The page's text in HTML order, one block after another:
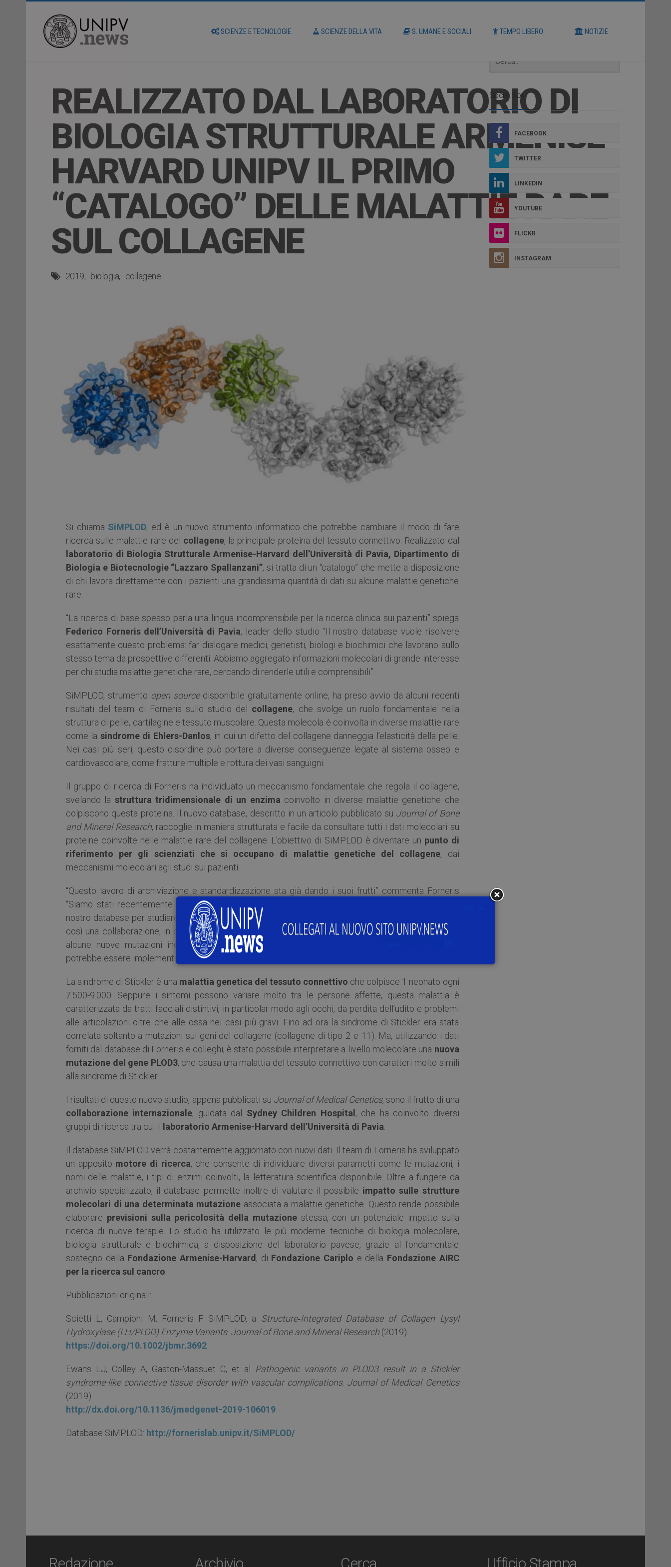
SCIENZE E TECNOLOGIE SCIENZE DELLA VITA S. UMANE E SOCIALI TEMPO LIBERO NOTIZIE
REALIZZATO DAL LABORATORIO DI
BIOLOGIA STRUTTURALE ARMENISE-
HARVARD UNIPV IL PRIMO
“CATALOGO” DELLE MALATTIE RARE
SUL COLLAGENE
2019 biologia collagene
Si chiama SiMPLOD, ed è un nuovo strumento informatico che potrebbe cambiare il modo di fare
ricerca sulle malattie rare del collagene, la principale proteina del tessuto connettivo. Realizzato dal
laboratorio di Biologia Strutturale Armenise-Harvard dell’Università di Pavia, Dipartimento di
Biologia e Biotecnologie “Lazzaro Spallanzani”, si tratta di un “catalogo” che mette a disposizione
di chi lavora direttamente con i pazienti una grandissima quantità di dati su alcune malattie genetiche
rare.
“La ricerca di base spesso parla una lingua incomprensibile per la ricerca clinica sui pazienti” spiega
Federico Forneris dell’Università di Pavia, leader dello studio “Il nostro database vuole risolvere
esattamente questo problema: far dialogare medici, genetisti, biologi e biochimici che lavorano sullo
stesso tema da prospettive differenti. Abbiamo aggregato informazioni molecolari di grande interesse
per chi studia malattie genetiche rare, cercando di renderle utili e comprensibili”.
SiMPLOD, strumento open sourcedisponibile gratuitamente online, ha preso avvio da alcuni recenti
risultati del team di Forneris sullo studio del
collagene, che svolge un ruolo fondamentale nella
struttura di pelle, cartilagine e tessuto muscolare. Questa molecola è coinvolta in diverse malattie rare
come la sindrome di Ehlers-Danlos, in cui un difetto del collagene danneggia l’elasticità della pelle.
Nei casi più seri, questo disordine può portare a diverse conseguenze legate al sistema osseo e
cardiovascolare, come fratture multiple e rottura dei vasi sanguigni.
Il gruppo di ricerca di Forneris ha individuato un meccanismo fondamentale che regola il collagene,
svelando la struttura tridimensionale di un enzima coinvolto in diverse malattie genetiche che
colpiscono questa proteina. Il nuovo database, descritto in un articolo pubblicato su Journal of Bone
and Mineral Research, raccoglie in maniera strutturata e facile da consultare tutti i dati molecolari su
proteine coinvolte nelle malattie rare del collagene. L’obiettivo di SiMPLOD è diventare un punto di
riferimento per gli scienziati che si occupano di malattie genetiche del collagene, dai
meccanismi molecolari agli studi sui pazienti.
“Questo lavoro di archiviazione e standardizzazione sta già dando i suoi frutti” commenta Forneris
“Siamo stati recentemente contattati da un gruppo di genetisti australiani, che voleva utilizzare il
nostro database per studiare le mutazioni di un paziente affetto dalla
così una collaborazione, in cui noi abbiamo fornito dati sull’impatto molecolare che potevano avere
alcune nuove mutazioni individuate in pazienti affetti da questa malattia. La prospettiva futura
potrebbe essere implementare modelli di collaborazione simili anche su altre malattie rare”.
La sindrome di Stickler è una malattia genetica del tessuto connettivo che colpisce 1 neonato ogni
7.500-9.000. Seppure i sintomi possono variare molto tra le persone affette, questa malattia è
caratterizzata da tratti facciali distintivi, in particolar modo agli occhi, da perdita dell’udito e problemi
alle articolazioni oltre che alle ossa nei casi più gravi. Fino ad ora la sindrome di Stickler era stata
correlata soltanto a mutazioni sui geni del collagene (collagene di tipo 2 e 11). Ma, utilizzando i dati
forniti dal database di Forneris e colleghi, è stato possibile interpretare a livello molecolare una nuova
mutazione del gene PLOD3, che causa una malattia del tessuto connettivo con caratteri molto simili
alla sindrome di Stickler.
I risultati di questo nuovo studio, appena pubblicati su Journal of Medical Genetics, sono il frutto di una
collaborazione internazionale, guidata dal Sydney Children Hospital , che ha coinvolto diversi
gruppi di ricerca tra cui il
laboratorio Armenise-Harvard dell’Università di Pavia
Il database SiMPLOD verrà costantemente aggiornato con nuovi dati. Il team di Forneris ha sviluppato
un apposito motore di ricerca, che consente di individuare diversi parametri come le mutazioni, i
nomi delle malattie, i tipi di enzimi coinvolti, la letteratura scientifica disponibile. Oltre a fungere da
archivio specializzato, il database permette inoltre di valutare il possibile impatto sulle strutture
molecolari di una determinata mutazione associata a malattie genetiche. Questo rende possibile
elaborare previsioni sulla pericolosità della mutazionestessa, con un potenziale impatto sulla
ricerca di nuove terapie. Lo studio ha utilizzato le più moderne tecniche di biologia molecolare,
biologia strutturale e biochimica, a disposizione del laboratorio pavese, grazie al fondamentale
sostegno della Fondazione Armenise-Harvard , di Fondazione Cariplo e della Fondazione AIRC
per la ricerca sul cancro
Pubblicazioni originali:
Scietti L, Campioni M, Forneris F. SiMPLOD, a Structure‐Integrated Database of Collagen Lysyl
Hydroxylase (LH/PLOD) Enzyme Variants. Journal of Bone and Mineral Research (2019).
https://doi.org/10.1002/jbmr.3692
Ewans LJ, Colley A, Gaston-Massuet C, et al
Pathogenic variants in PLOD3 result in a Stickler
syndrome-like connective tissue disorder with vascular complications. Journal of Medical Genetics
(2019).
http://dx.doi.org/10.1136/jmedgenet-2019-106019
Database SiMPLOD: http://fornerislab.unipv.it/SiMPLOD/
Social Box
FACEBOOK
TWITTER
LINKEDIN
YOUTUBE
FLICKR
INSTAGRAM
Redazione Archivio Cerca Ufficio Stampa